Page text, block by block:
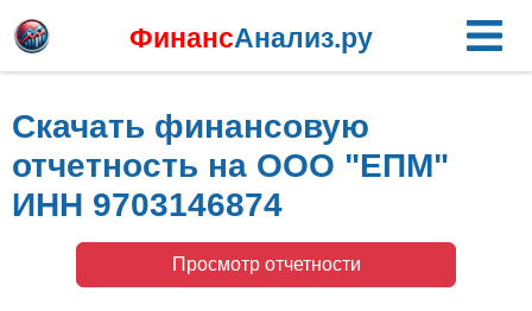
ФинансАнализ.ру
Скачать финансовую
отчетность на ООО "ЕПМ"
ИНН 9703146874
Просмотр отчетности